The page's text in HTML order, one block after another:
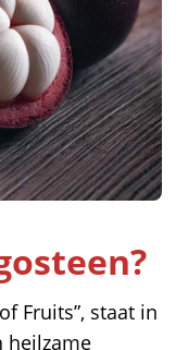
Fruits”, staat in
heilzame